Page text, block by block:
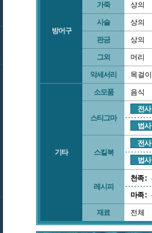
방어구
가죽 상의
사슬 상의
판금 상의
그외 머리
악세서리 목걸이
기타
소모품 음식
스티그마
전사
법사
스킬북
전사
법사
레시피
천족 :
마족 :
재료 전체